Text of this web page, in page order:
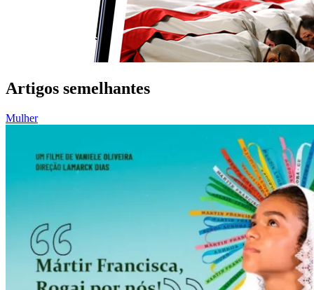
Artigos semelhantes
Mulher